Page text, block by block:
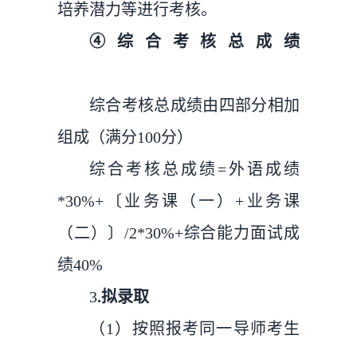
培养潜力等进行考核。
④综合考核总成绩
综合考核总成绩由四部分相加
组成（满分100分）
综合考核总成绩=外语成绩
*30%+〔业务课（一）+业务课
（二）〕/2*30%+综合能力面试成
绩40%
3.拟录取
（1）按照报考同一导师考生